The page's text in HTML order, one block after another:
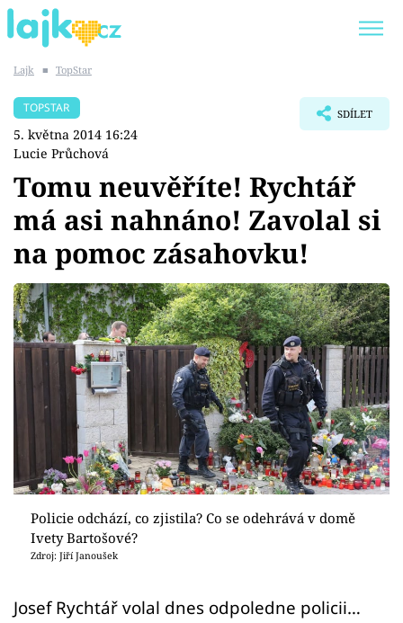
SHOPAHOLICADEL
Témata
Showbyznys
Youtubeři
Virály
Sex a vztahy
Videa
Sledujte prima+
Přihlášení
Sledujte nás
Lajk ■ TopStar
TOPSTAR
5. května 2014 16:24
Lucie Průchová
SDÍLET
Tomu neuvěříte! Rychtář
má asi nahnáno! Zavolal si
na pomoc zásahovku!
Policie odchází, co zjistila? Co se odehrává v domě
Ivety Bartošové?
Zdroj: Jiří Janoušek
Josef Rychtář volal dnes odpoledne policii…